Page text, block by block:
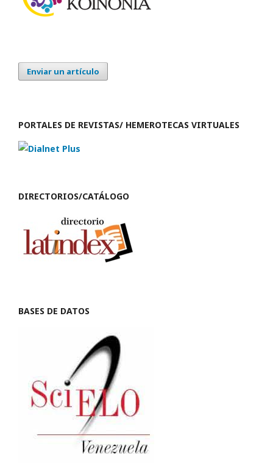
Enviar un artículo
PORTALES DE REVISTAS/ HEMEROTECAS VIRTUALES
DIRECTORIOS/CATÁLOGO
BASES DE DATOS